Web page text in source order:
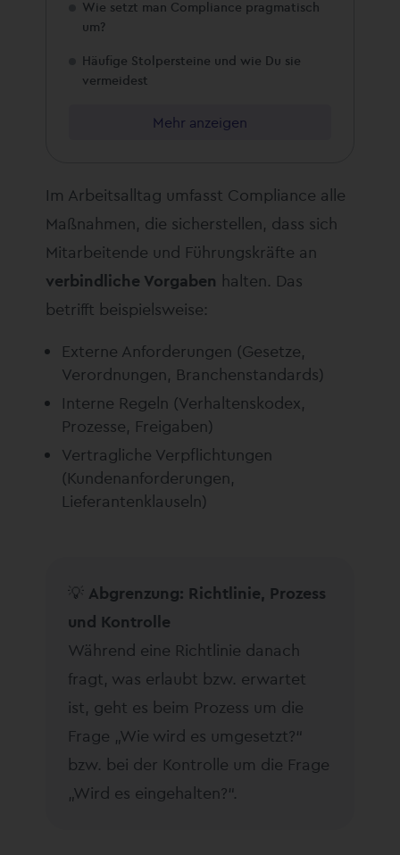
Wie setzt man Compliance pragmatisch
um?
Häufige Stolpersteine und wie Du sie
vermeidest
Mehr anzeigen
Im Arbeitsalltag umfasst Compliance alle
Maßnahmen, die sicherstellen, dass sich
Mitarbeitende und Führungskräfte an
verbindliche Vorgaben halten. Das
betrifft beispielsweise:
Externe Anforderungen (Gesetze,
Verordnungen, Branchenstandards)
Interne Regeln (Verhaltenskodex,
Prozesse, Freigaben)
Vertragliche Verpflichtungen
(Kundenanforderungen,
Lieferantenklauseln)
💡 Abgrenzung: Richtlinie, Prozess
und Kontrolle
Während eine Richtlinie danach
fragt, was erlaubt bzw. erwartet
ist, geht es beim Prozess um die
Frage „Wie wird es umgesetzt?“
bzw. bei der Kontrolle um die Frage
„Wird es eingehalten?“.